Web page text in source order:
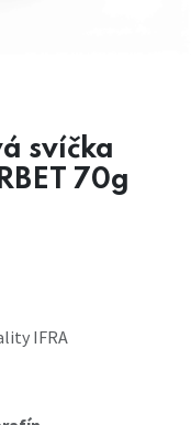
svíčka
70g
IFRA